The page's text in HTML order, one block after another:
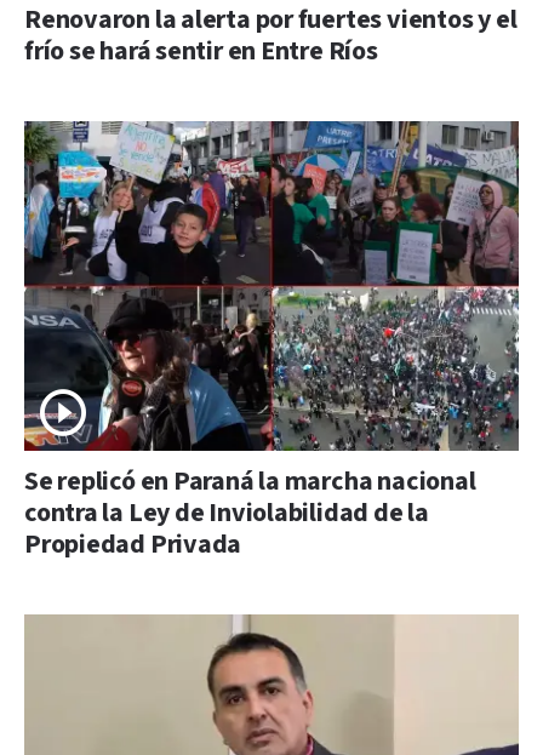
Renovaron la alerta por fuertes vientos y el
frío se hará sentir en Entre Ríos
Se replicó en Paraná la marcha nacional
contra la Ley de Inviolabilidad de la
Propiedad Privada